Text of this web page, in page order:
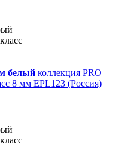
белый коллекция PRO
8 мм EPL123 (Россия)